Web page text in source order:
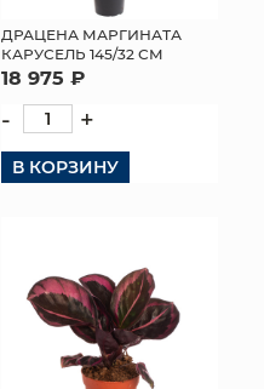
ДРАЦЕНА МАРГИНАТА
КАРУСЕЛЬ 145/32 СМ
18 975 ₽
- +
В КОРЗИНУ